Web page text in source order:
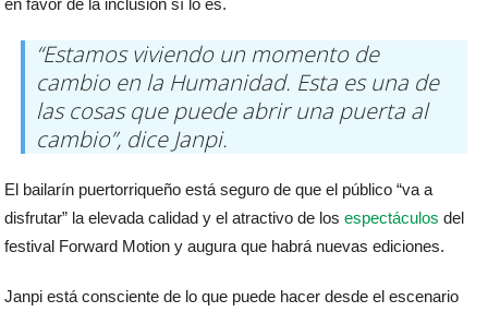
en favor de la inclusión sí lo es.
“Estamos viviendo un momento de
cambio en la Humanidad. Esta es una de
las cosas que puede abrir una puerta al
cambio”, dice Janpi.
El bailarín puertorriqueño está seguro de que el público “va a
disfrutar” la elevada calidad y el atractivo de losespectáculos del
festival Forward Motion y augura que habrá nuevas ediciones.
Janpi está consciente de lo que puede hacer desde el escenario